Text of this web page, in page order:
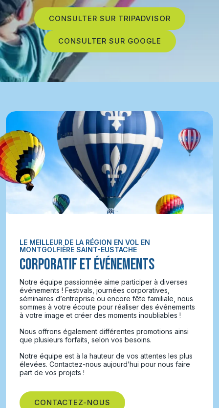
CONSULTER SUR TRIPADVISOR
CONSULTER SUR GOOGLE
LE MEILLEUR DE LA RÉGION EN VOL EN
MONTGOLFIÈRE SAINT-EUSTACHE
CORPORATIF ET ÉVÉNEMENTS
Notre équipe passionnée aime participer à diverses
événements ! Festivals, journées corporatives,
séminaires d’entreprise ou encore fête familiale, nous
sommes à votre écoute pour réaliser des événements
à votre image et créer des moments inoubliables !
Nous offrons également différentes promotions ainsi
que plusieurs forfaits, selon vos besoins.
Notre équipe est à la hauteur de vos attentes les plus
élevées. Contactez-nous aujourd’hui pour nous faire
part de vos projets !
CONTACTEZ-NOUS